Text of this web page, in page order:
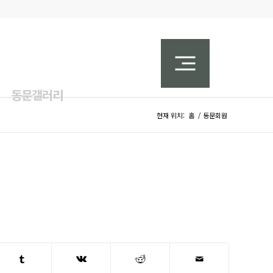
동문갤러리
현재 위치: 홈 / 동문회원